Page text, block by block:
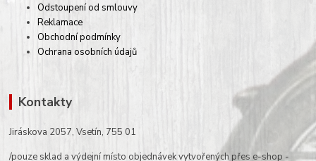
Odstoupení od smlouvy
Reklamace
Obchodní podmínky
Ochrana osobních údajů
Kontakty
Jiráskova 2057, Vsetín, 755 01
/pouze sklad a výdejní místo objednávek vytvořených přes e-shop -